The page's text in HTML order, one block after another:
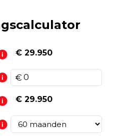
€ 29.950
€ 29.950